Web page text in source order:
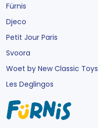
Fürnis
Djeco
Petit Jour Paris
Svoora
Woet by New Classic Toys
Les Deglingos